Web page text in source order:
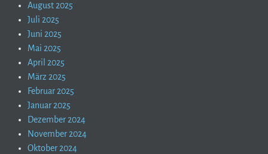
August 2025
Juli 2025
Juni 2025
Mai 2025
April 2025
März 2025
Februar 2025
Januar 2025
Dezember 2024
November 2024
Oktober 2024